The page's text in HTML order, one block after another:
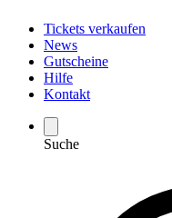
Tickets verkaufen
News
Gutscheine
Hilfe
Kontakt
Suche